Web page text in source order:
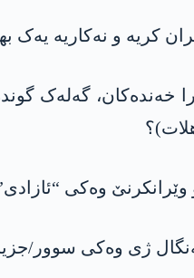
کریە و نەکاریە یەک
خەندەکان، گەلەک
وێرانکرنێ وەکی
ژی وەکی سوور/